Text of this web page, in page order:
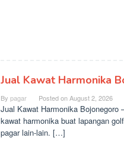
Jual Kawat Harmonika
By pagar Posted onAugust 2, 2026
Jual Kawat Harmonika Bojonegoro
kawat harmonika buat lapangan
pagar lain-lain. […]